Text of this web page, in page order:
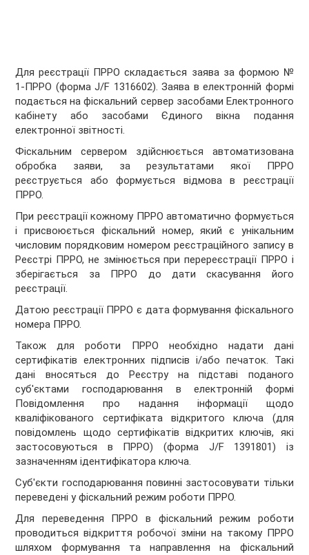
Для реєстрації ПРРО складається заява за формою №
1-ПРРО (форма J/F 1316602). Заява в електронній формі
подається на фіскальний сервер засобами Електронного
кабінету або засобами Єдиного вікна подання
електронної звітності.
Фіскальним сервером здійснюється автоматизована
обробка заяви, за результатами якої ПРРО
реєструється або формується відмова в реєстрації
ПРРО.
При реєстрації кожному ПРРО автоматично формується
і присвоюється фіскальний номер, який є унікальним
числовим порядковим номером реєстраційного запису в
Реєстрі ПРРО, не змінюється при перереєстрації ПРРО і
зберігається за ПРРО до дати скасування його
реєстрації.
Датою реєстрації ПРРО є дата формування фіскального
номера ПРРО.
Також для роботи ПРРО необхідно надати дані
сертифікатів електронних підписів і/або печаток. Такі
дані вносяться до Реєстру на підставі поданого
суб'єктами господарювання в електронній формі
Повідомлення про надання інформації щодо
кваліфікованого сертифіката відкритого ключа (для
повідомлень щодо сертифікатів відкритих ключів, які
застосовуються в ПРРО) (форма J/F 1391801) із
зазначенням ідентифікатора ключа.
Суб'єкти господарювання повинні застосовувати тільки
переведені у фіскальний режим роботи ПРРО.
Для переведення ПРРО в фіскальний режим роботи
проводиться відкриття робочої зміни на такому ПРРО
шляхом формування та направлення на фіскальний